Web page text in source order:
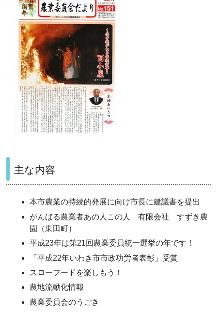
主な内容
本市農業の持続的発展に向け市長に建議書を提出
がんばる農業者あの人この人 有限会社 すずき農
園（東田町）
平成23年は第21回農業委員統一選挙の年です！
「平成22年いわき市市政功労者表彰」受賞
スローフードを楽しもう！
農地流動化情報
農業委員会のうごき